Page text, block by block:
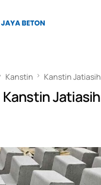
Kanstin Kanstin Jatiasih
Kanstin Jatiasih